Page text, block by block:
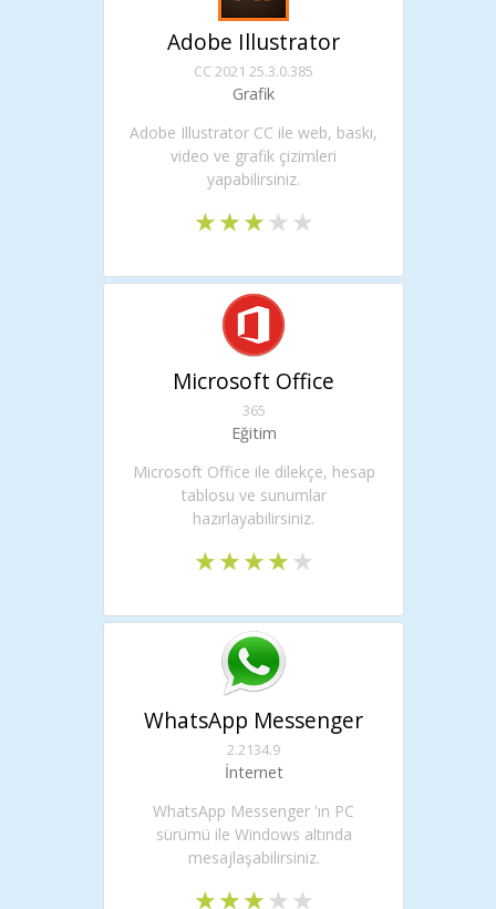
Adobe Illustrator
CC 2021 25.3.0.385
Grafik
Adobe Illustrator CC ile web, baskı,
video ve grafik çizimleri
yapabilirsiniz.
Microsoft Office
365
Eğitim
Microsoft Office ile dilekçe, hesap
tablosu ve sunumlar
hazırlayabilirsiniz.
WhatsApp Messenger
2.2134.9
İnternet
WhatsApp Messenger 'ın PC
sürümü ile Windows altında
mesajlaşabilirsiniz.